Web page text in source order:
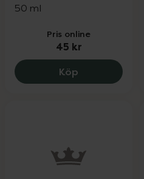
50 ml
Pris online
45 kr
Köp Kronans